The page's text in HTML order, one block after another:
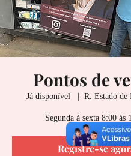
Pontos de
Já disponível R. Estado de
Segunda à sexta 8:00 ás
Registre-se